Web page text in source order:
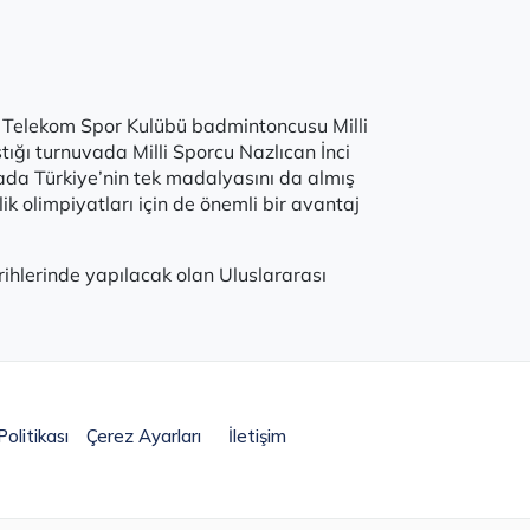
Spor Kulübü badmintoncusu Milli
turnuvada Milli Sporcu Nazlıcan İnci
Türkiye’nin tek madalyasını da almış
olimpiyatları için de önemli bir avantaj
yapılacak olan Uluslararası
Çerez Ayarları İletişim